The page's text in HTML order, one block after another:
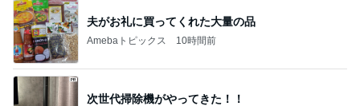
夫がお礼に買ってくれた大量の品
Amebaトピックス 10時間前
次世代掃除機がやってきた！！